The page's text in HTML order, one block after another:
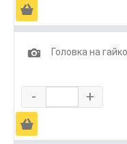
Ä
1
Головка на
- +
Ä